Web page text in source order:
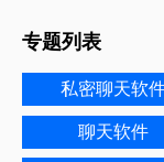
专题列表
私密聊天软
聊天软件